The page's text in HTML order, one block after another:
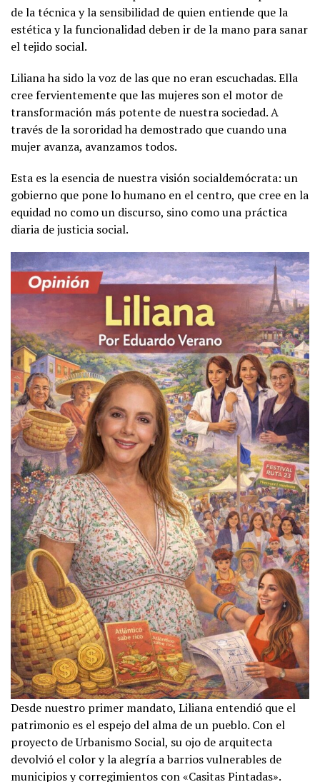
de la técnica y la sensibilidad de quien entiende que la
estética y la funcionalidad deben ir de la mano para sanar
el tejido social.
Liliana ha sido la voz de las que no eran escuchadas. Ella
cree fervientemente que las mujeres son el motor de
transformación más potente de nuestra sociedad. A
través de la sororidad ha demostrado que cuando una
mujer avanza, avanzamos todos.
Esta es la esencia de nuestra visión socialdemócrata: un
gobierno que pone lo humano en el centro, que cree en la
equidad no como un discurso, sino como una práctica
diaria de justicia social.
Desde nuestro primer mandato, Liliana entendió que el
patrimonio es el espejo del alma de un pueblo. Con el
proyecto de Urbanismo Social, su ojo de arquitecta
devolvió el color y la alegría a barrios vulnerables de
municipios y corregimientos con «Casitas Pintadas».